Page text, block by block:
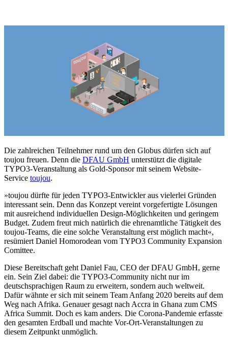
Die zahlreichen Teilnehmer rund um den Globus dürfen sich auf
toujou freuen. Denn die DFAU GmbH unterstützt die digitale
TYPO3-Veranstaltung als Gold-Sponsor mit seinem Website-
Service toujou.
»toujou dürfte für jeden TYPO3-Entwickler aus vielerlei Gründen
interessant sein. Denn das Konzept vereint vorgefertigte Lösungen
mit ausreichend individuellen Design-Möglichkeiten und geringem
Budget. Zudem freut mich natürlich die ehrenamtliche Tätigkeit des
toujou-Teams, die eine solche Veranstaltung erst möglich macht«,
resümiert Daniel Homorodean vom TYPO3 Community Expansion
Comittee.
Diese Bereitschaft geht Daniel Fau, CEO der DFAU GmbH, gerne
ein. Sein Ziel dabei: die TYPO3-Community nicht nur im
deutschsprachigen Raum zu erweitern, sondern auch weltweit.
Dafür wähnte er sich mit seinem Team Anfang 2020 bereits auf dem
Weg nach Afrika. Genauer gesagt nach Accra in Ghana zum CMS
Africa Summit. Doch es kam anders. Die Corona-Pandemie erfasste
den gesamten Erdball und machte Vor-Ort-Veranstaltungen zu
diesem Zeitpunkt unmöglich.